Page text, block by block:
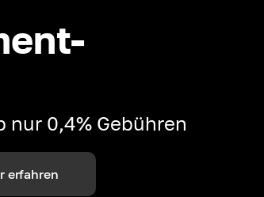
0,4% Gebühren
erfahren